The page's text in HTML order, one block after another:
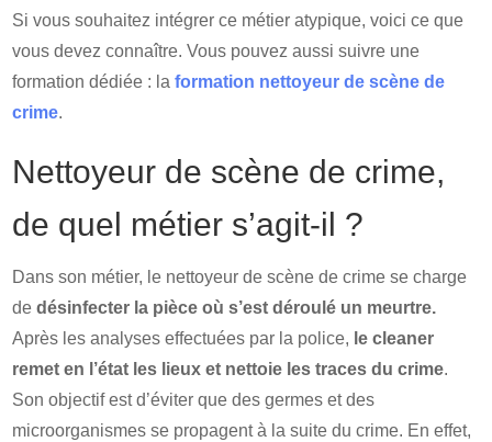
Si vous souhaitez intégrer ce métier atypique, voici ce que
vous devez connaître. Vous pouvez aussi suivre une
formation dédiée : laformation nettoyeur de scène de
crime.
Nettoyeur de scène de crime,
de quel métier s’agit-il ?
Dans son métier, le nettoyeur de scène de crime se charge
dedésinfecter la pièce où s’est déroulé un meurtre.
Après les analyses effectuées par la police, le cleaner
remet en l’état les lieux et nettoie les traces du crime.
Son objectif est d’éviter que des germes et des
microorganismes se propagent à la suite du crime. En effet,